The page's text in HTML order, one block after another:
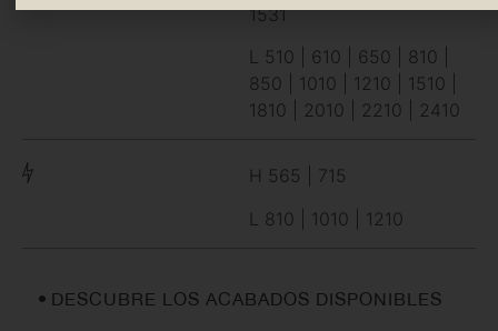
1531
L 510 | 610 | 650 | 810 |
850 | 1010 | 1210 | 1510 |
1810 | 2010 | 2210 | 2410
H 565 | 715
L 810 | 1010 | 1210
DESCUBRE LOS ACABADOS DISPONIBLES